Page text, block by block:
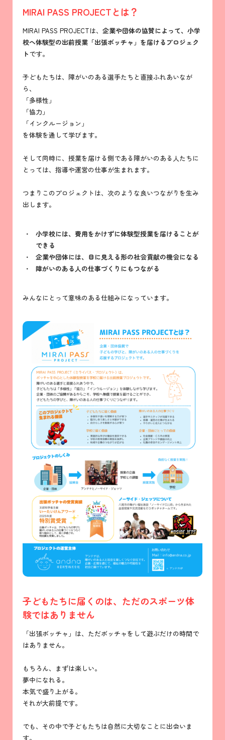
MIRAI PASS PROJECTとは？
MIRAI PASS PROJECTは、 企業や団体の協賛によって、小学
校へ体験型の出前授業「出張ボッチャ」を届けるプロジェク
トです。
子どもたちは、障がいのある選手たちと直接ふれあいなが
ら、
「多様性」
「協力」
「インクルージョン」
を体験を通して学びます。
そして同時に、授業を届ける側である障がいのある人たちに
とっては、指導や運営の仕事が生まれます。
つまりこのプロジェクトは、次のような良いつながりを生み
出します。
小学校には、費用をかけずに体験型授業を届けることが
できる
企業や団体には、目に見える形の社会貢献の機会になる
障がいのある人の仕事づくりにもつながる
みんなにとって意味のある仕組みになっています。
子どもたちに届くのは、ただのスポーツ体
験ではありません
「出張ボッチャ」は、ただボッチャをして遊ぶだけの時間で
はありません。
もちろん、まずは楽しい。
夢中になれる。
本気で盛り上がる。
それが大前提です。
でも、その中で子どもたちは自然に大切なことに出会いま
す。